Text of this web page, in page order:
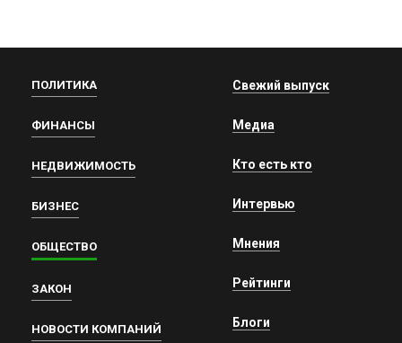
ПОЛИТИКА
ФИНАНСЫ
НЕДВИЖИМОСТЬ
БИЗНЕС
ОБЩЕСТВО
ЗАКОН
НОВОСТИ КОМПАНИЙ
Свежий выпуск
Медиа
Кто есть кто
Интервью
Мнения
Рейтинги
Блоги